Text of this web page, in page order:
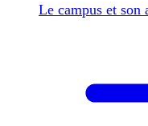
Le campus et son